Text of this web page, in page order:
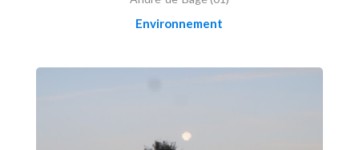
Environnement